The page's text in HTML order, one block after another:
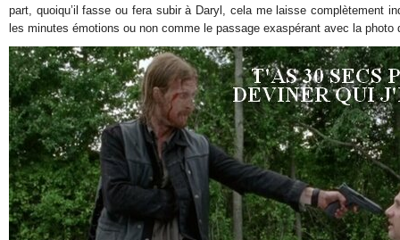
part, quoiqu’il fasse ou fera subir à Daryl, cela me laisse complètement
les minutes émotions ou non comme le passage exaspérant avec la photo